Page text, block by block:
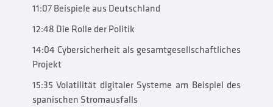
11:07 Beispiele aus Deutschland
12:48 Die Rolle der Politik
14:04 Cybersicherheit als gesamtgesellschaftliches
Projekt
15:35 Volatilität digitaler Systeme am Beispiel des
spanischen Stromausfalls